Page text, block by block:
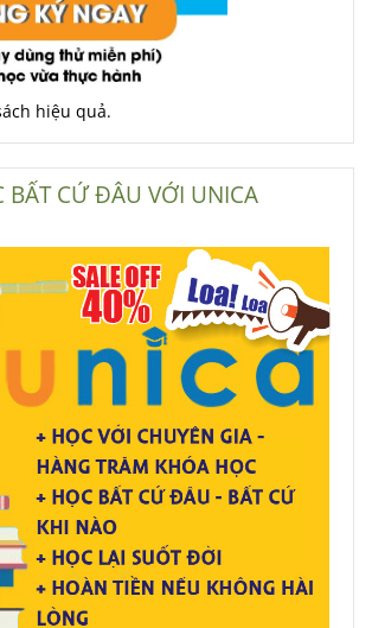
BẤT CỨ ĐÂU VỚI UNICA